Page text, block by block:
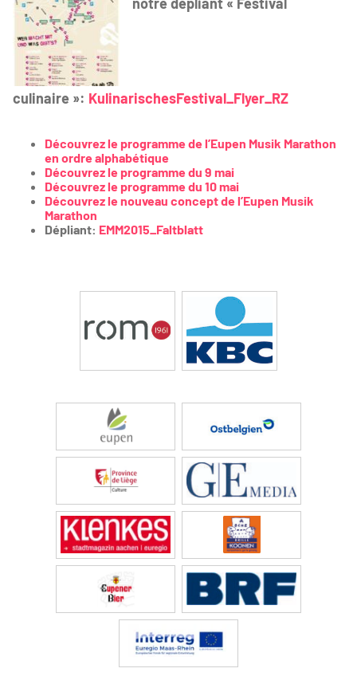
culinaire »: KulinarischesFestival_Flyer_RZ
Découvrez le programme de l’Eupen Musik Marathon
en ordre alphabétique
Découvrez le programme du 9 mai
Découvrez le programme du 10 mai
Découvrez le nouveau concept de l’Eupen Musik
Marathon
Dépliant: EMM2015_Faltblatt